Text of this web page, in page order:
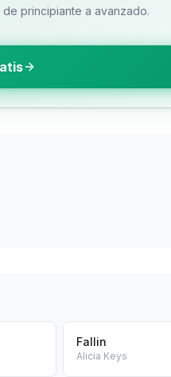
principiante a avanzado.
Fallin
Alicia Keys